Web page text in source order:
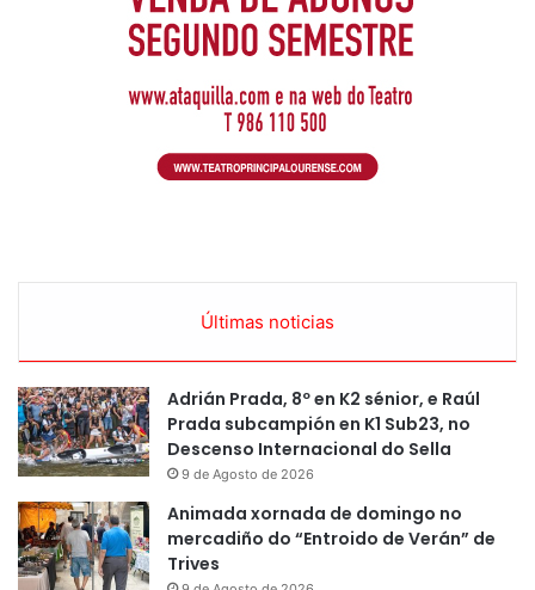
Últimas noticias
Adrián Prada, 8º en K2 sénior, e Raúl
Prada subcampión en K1 Sub23, no
Descenso Internacional do Sella
9 de Agosto de 2026
Animada xornada de domingo no
mercadiño do “Entroido de Verán” de
Trives